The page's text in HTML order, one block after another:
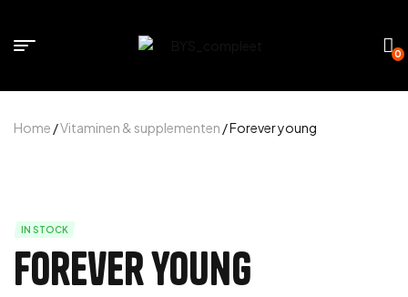
0
Home /Vitaminen & supplementen / Forever young
IN STOCK
Forever young